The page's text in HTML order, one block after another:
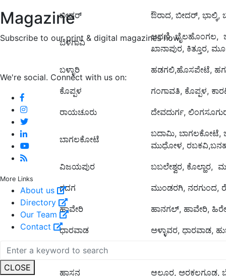
Magazine
Subscribe to our print & digital magazines now
We're social. Connect with us on:
More Links
About us
Directory
Our Team
Contact
CLOSE
ಬೀದರ್ ಔರಾದ, ಬೀದರ್,
ಬೆಳಗಾವಿ
ಅಥಣಿ, ಬೈಲಹೊಂಗಲ,
ಖಾನಾಪುರ, ಕಿತ್ತೂರ,
ಬಳ್ಳಾರಿ ಹಡಗಲಿ,ಹೊಸಪೇಟೆ,
ಕೊಪ್ಪಳ ಗಂಗಾವತಿ, ಕೊಪ್ಪಳ,
ರಾಯಚೂರು ದೇವದುರ್ಗ,
ಬಾಗಲಕೋಟೆ
ಬದಾಮಿ, ಬಾಗಲಕೋಟೆ,
ಮುಧೋಳ,
ವಿಜಯಪುರ ಬಬಲೇಶ್ವರ, ಕೊಲ್ಹಾರ,
ಗದಗ ಮುಂಡರಗಿ, ನರಗುಂದ,
ಹಾವೇರಿ ಹಾನಗಲ್, ಹಾವೇರಿ,
ಧಾರವಾಡ ಅಳ್ಳಾವರ, ಧಾರವಾಡ,
ಶಿವಮೊಗ್ಗ
ಹಾಸನ ಆಲೂರ, ಅರಕಲಗೂಡ,